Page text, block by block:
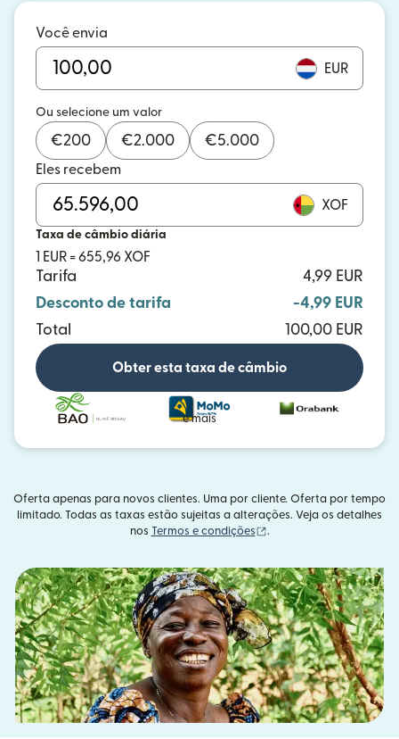
Você envia
EUR
Ou selecione um valor
€200 €2.000 €5.000
Eles recebem
XOF
Taxa de câmbio diária
1 EUR = 655,96 XOF
Tarifa
4,99 EUR
Desconto de tarifa
-4,99 EUR
Total
100,00 EUR
Obter esta taxa de câmbio
e mais
Oferta apenas para novos clientes. Uma por cliente. Oferta por tempo
limitado. Todas as taxas estão sujeitas a alterações. Veja os detalhes
nos Termos e condições (abre em uma nova
.